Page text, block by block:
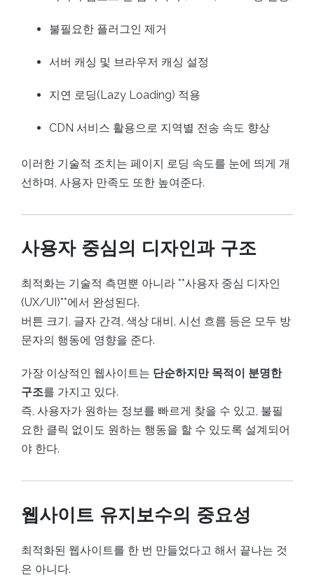
불필요한 플러그인 제거
서버 캐싱 및 브라우저 캐싱 설정
지연 로딩(Lazy Loading) 적용
CDN 서비스 활용으로 지역별 전송 속도 향상
이러한 기술적 조치는 페이지 로딩 속도를 눈에 띄게 개
선하며, 사용자 만족도 또한 높여준다.
사용자 중심의 디자인과 구조
최적화는 기술적 측면뿐 아니라 **사용자 중심 디자인
(UX/UI)**에서 완성된다.
버튼 크기, 글자 간격, 색상 대비, 시선 흐름 등은 모두 방
문자의 행동에 영향을 준다.
가장 이상적인 웹사이트는 단순하지만 목적이 분명한
구조를 가지고 있다.
즉, 사용자가 원하는 정보를 빠르게 찾을 수 있고, 불필
요한 클릭 없이도 원하는 행동을 할 수 있도록 설계되어
야 한다.
웹사이트 유지보수의 중요성
최적화된 웹사이트를 한 번 만들었다고 해서 끝나는 것
은 아니다.